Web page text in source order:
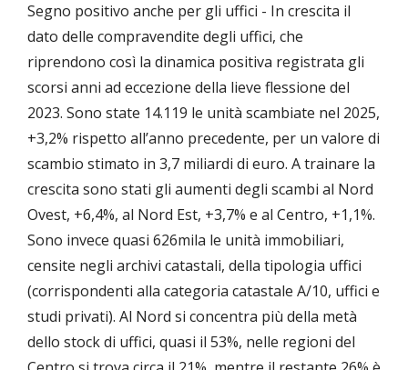
Segno positivo anche per gli uffici - In crescita il
dato delle compravendite degli uffici, che
riprendono così la dinamica positiva registrata gli
scorsi anni ad eccezione della lieve flessione del
2023. Sono state 14.119 le unità scambiate nel 2025,
+3,2% rispetto all’anno precedente, per un valore di
scambio stimato in 3,7 miliardi di euro. A trainare la
crescita sono stati gli aumenti degli scambi al Nord
Ovest, +6,4%, al Nord Est, +3,7% e al Centro, +1,1%.
Sono invece quasi 626mila le unità immobiliari,
censite negli archivi catastali, della tipologia uffici
(corrispondenti alla categoria catastale A/10, uffici e
studi privati). Al Nord si concentra più della metà
dello stock di uffici, quasi il 53%, nelle regioni del